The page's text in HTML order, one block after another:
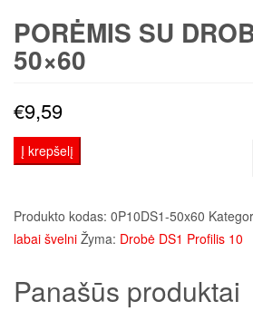
PORĖMIS SU
50×60
€9,59
Į krepšelį
Produkto kodas: 0P10DS1-50x60
labai švelni Žyma: Drobė DS1 Profilis 10
Panašūs produktai